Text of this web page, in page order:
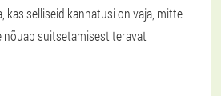
kas selliseid kannatusi on vaja, mitte
nõuab suitsetamisest teravat